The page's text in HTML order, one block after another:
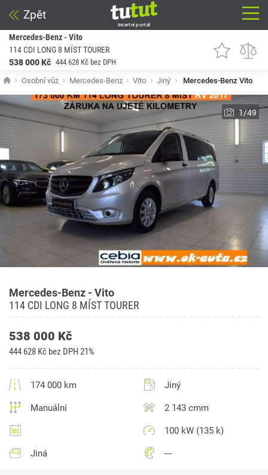
Zpět
Inzertní portál
Mercedes-Benz - Vito
114 CDI LONG 8 MÍST TOURER
538 000 Kč 444 628 Kč bez DPH
Osobní vůz Mercedes-Benz Vito Jiný Mercedes-Benz Vito
1/49
Mercedes-Benz - Vito
114 CDI LONG 8 MÍST TOURER
538 000 Kč
444 628 Kč bez DPH 21%
174 000 km Jiný
Manuální 2 143 cmm
100 kW (135 k)
Jiná ---